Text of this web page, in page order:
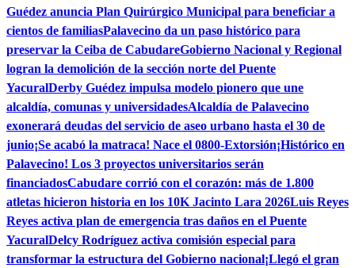
Guédez anuncia Plan Quirúrgico Municipal para beneficiar a
cientos de familiasPalavecino da un paso histórico para
preservar la Ceiba de CabudareGobierno Nacional y Regional
logran la demolición de la sección norte del Puente
YacuralDerby Guédez impulsa modelo pionero que une
alcaldía, comunas y universidadesAlcaldía de Palavecino
exonerará deudas del servicio de aseo urbano hasta el 30 de
junio¡Se acabó la matraca! Nace el 0800-Extorsión¡Histórico en
Palavecino! Los 3 proyectos universitarios serán
financiadosCabudare corrió con el corazón: más de 1.800
atletas hicieron historia en los 10K Jacinto Lara 2026Luis Reyes
Reyes activa plan de emergencia tras daños en el Puente
YacuralDelcy Rodríguez activa comisión especial para
transformar la estructura del Gobierno nacional¡Llegó el gran